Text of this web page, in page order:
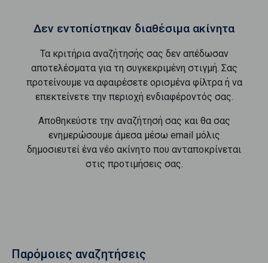
Δεν εντοπίστηκαν διαθέσιμα ακίνητα
Τα κριτήρια αναζήτησής σας δεν απέδωσαν
αποτελέσματα για τη συγκεκριμένη στιγμή. Σας
προτείνουμε να αφαιρέσετε ορισμένα φίλτρα ή να
επεκτείνετε την περιοχή ενδιαφέροντός σας.
Αποθηκεύστε την αναζήτησή σας και θα σας
ενημερώσουμε άμεσα μέσω email μόλις
δημοσιευτεί ένα νέο ακίνητο που ανταποκρίνεται
στις προτιμήσεις σας.
Παρόμοιες αναζητήσεις